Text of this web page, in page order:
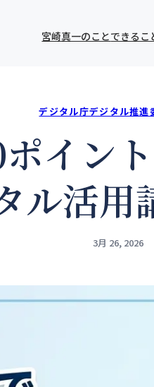
宮崎真一のことできるこ
デジタル庁デジタル推進
イン
ル活
3月 26, 2026